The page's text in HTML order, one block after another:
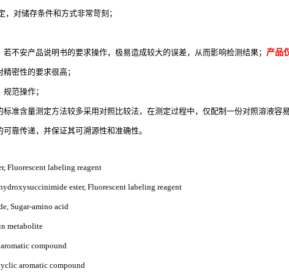
对储存条件和方式非常苛刻；
不安产品说明书的要求操作，极易造成较大的误差，从而影响检测结果； 产品
密性的要求很高；
范操作；
准含量测定方法较多采用对照比较法，在测定过程中，仅配制一份对照溶液容
靠传递，并保证其可溯源性和准确性。
Fluorescent labeling reagent
ester, Fluorescent labeling reagent
Sugar-amino acid
metabolite
compound
aromatic compound